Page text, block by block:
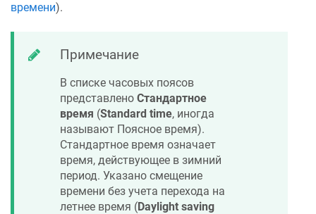
времени).
Примечание
В списке часовых поясов
представлено Стандартное
время (Standard time, иногда
называют Поясное время).
Стандартное время означает
время, действующее в зимний
период. Указано смещение
времени без учета перехода на
летнее время (Daylight saving